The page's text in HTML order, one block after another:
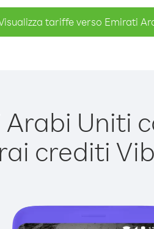
tariffe verso Emirati
Uniti
crediti